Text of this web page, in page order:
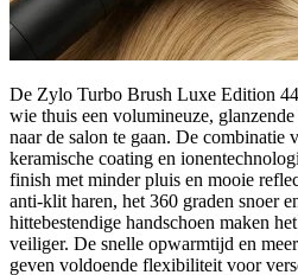
De Zylo Turbo Brush Luxe Edition
wie thuis een volumineuze,
naar de salon te gaan. De combinatie
keramische coating en
finish met minder pluis en mooie
anti-klit haren, het 360 graden snoer
hittebestendige handschoen maken
veiliger. De snelle opwarmtijd en
geven voldoende flexibiliteit voor